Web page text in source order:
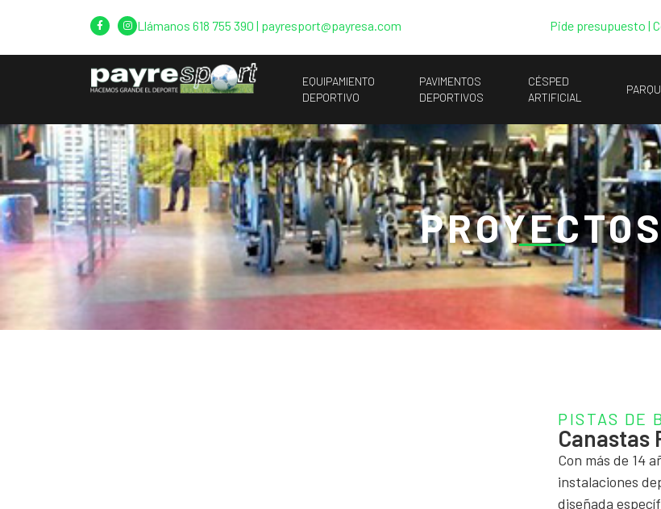
Llámanos 618 755 390 | payresport@payresa.com Pide presupuesto |
EQUIPAMIENTO
DEPORTIVO
PAVIMENTOS
DEPORTIVOS
CÉSPED
ARTIFICIAL
PROYECTOS
PISTAS DE
Canastas
Con más de 14
instalaciones
diseñada